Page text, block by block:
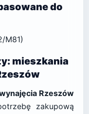
do
M81)
mieszkania
Rzeszów
zakupową